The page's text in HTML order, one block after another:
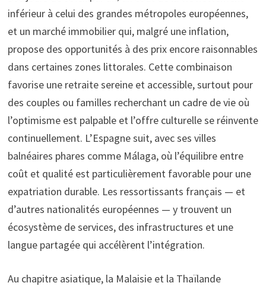
inférieur à celui des grandes métropoles européennes,
et un marché immobilier qui, malgré une inflation,
propose des opportunités à des prix encore raisonnables
dans certaines zones littorales. Cette combinaison
favorise une retraite sereine et accessible, surtout pour
des couples ou familles recherchant un cadre de vie où
l’optimisme est palpable et l’offre culturelle se réinvente
continuellement. L’Espagne suit, avec ses villes
balnéaires phares comme Málaga, où l’équilibre entre
coût et qualité est particulièrement favorable pour une
expatriation durable. Les ressortissants français — et
d’autres nationalités européennes — y trouvent un
écosystème de services, des infrastructures et une
langue partagée qui accélèrent l’intégration.
Au chapitre asiatique, la Malaisie et la Thaïlande